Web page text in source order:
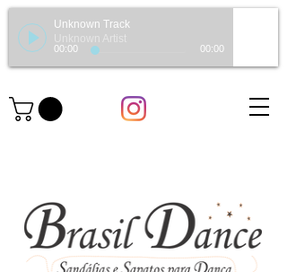
Unknown Track
Unknown Artist
00:00 00:00